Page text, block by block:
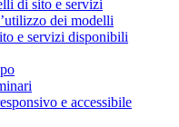
di sito e servizi
dei modelli
e servizi disponibili
e accessibile